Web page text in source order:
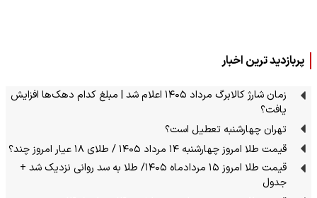
پربازدید ترین اخبار
زمان شارژ کالابرگ مرداد ۱۴۰۵ اعلام شد | مبلغ کدام دهک‌ها افزایش
یافت؟
تهران چهارشنبه تعطیل است؟
قیمت طلا امروز چهارشنبه ۱۴ مرداد ۱۴۰۵ / طلای ۱۸ عیار امروز چند؟
قیمت طلا امروز ۱۵ مردادماه ۱۴۰۵/ طلا به سد روانی نزدیک شد +
جدول